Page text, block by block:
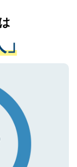
ての厳密な
に付与され
済みです。
SSL（デー
ください。
状況や紹介
ドバイスを
転職をされ
が可能です